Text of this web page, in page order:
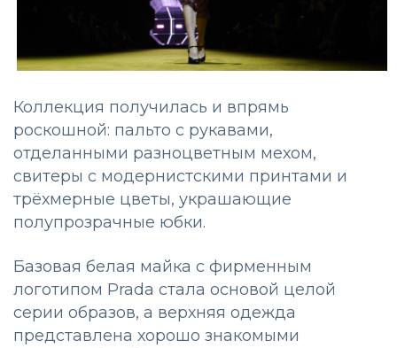
Коллекция получилась и впрямь
роскошной: пальто с рукавами,
отделанными разноцветным мехом,
свитеры с модернистскими принтами и
трёхмерные цветы, украшающие
полупрозрачные юбки.
Базовая белая майка с фирменным
логотипом Prada стала основой целой
серии образов, а верхняя одежда
представлена хорошо знакомыми